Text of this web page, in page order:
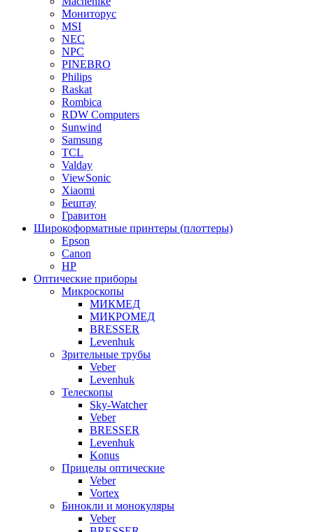
Мониторус
MSI
NEC
NPC
PINEBRO
Philips
Raskat
Rombica
RDW Computers
Sunwind
Samsung
TCL
Valday
ViewSonic
Xiaomi
Бештау
Гравитон
Широкоформатные принтеры (плоттеры)
Epson
Canon
HP
Оптические приборы
Микроскопы
МИКМЕД
МИКРОМЕД
BRESSER
Levenhuk
Зрительные трубы
Veber
Levenhuk
Телескопы
Sky-Watcher
Veber
BRESSER
Levenhuk
Konus
Прицелы оптические
Veber
Vortex
Бинокли и монокуляры
Veber